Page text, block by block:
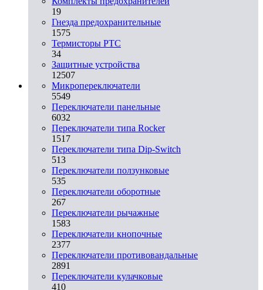
19
Гнезда предохранительные
1575
Термисторы PTC
34
Защитные устройства
12507
Микропереключатели
5549
Переключатели панельные
6032
Переключатели типа Rocker
1517
Переключатели типа Dip-Switch
513
Переключатели ползунковые
535
Переключатели оборотные
267
Переключатели рычажные
1583
Переключатели кнопочные
2377
Переключатели противовандальные
2891
Переключатели кулачковые
410